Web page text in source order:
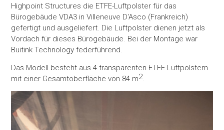
Highpoint Structures die ETFE-Luftpolster für das
Bürogebäude VDA3 in Villeneuve D'Asco (Frankreich)
gefertigt und ausgeliefert. Die Luftpolster dienen jetzt als
Vordach für dieses Bürogebäude. Bei der Montage war
Buitink Technology federführend.
Das Modell besteht aus 4 transparenten ETFE-Luftpolstern
mit einer Gesamtoberfläche von 84 m2.